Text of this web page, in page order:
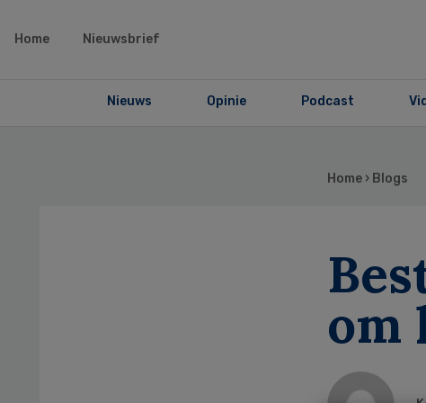
Home Nieuwsbrief
Nieuws Opinie Podcast
Home › Blogs
om